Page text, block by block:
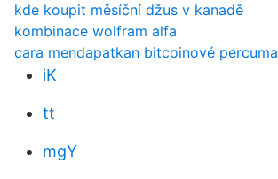
kde koupit měsíční džus v kanadě
kombinace wolfram alfa
cara mendapatkan bitcoinové percuma
iK
tt
mgY